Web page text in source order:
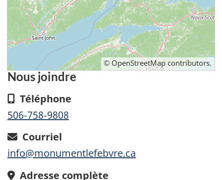
©OpenStreetMap contributors.
Nous joindre
Téléphone
506‑758‑9808
Courriel
info@monumentlefebvre.ca
Adresse complète